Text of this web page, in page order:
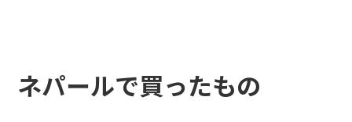
ネパールで買ったもの